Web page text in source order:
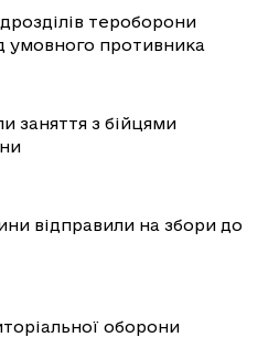
тероборони
умовного противника
заняття з бійцями
відправили на збори до
оборони